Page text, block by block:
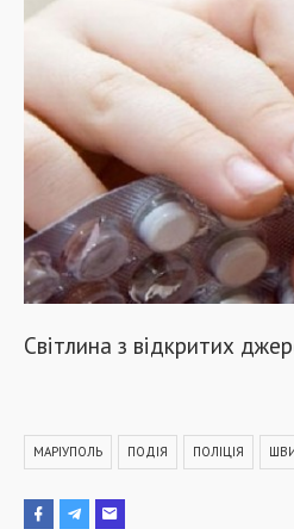
Світлина з відкритих
МАРІУПОЛЬ ПОДІЯ ПОЛІЦІЯ